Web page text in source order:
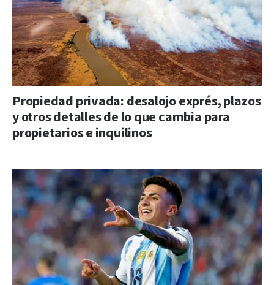
Propiedad privada: desalojo exprés, plazos
y otros detalles de lo que cambia para
propietarios e inquilinos